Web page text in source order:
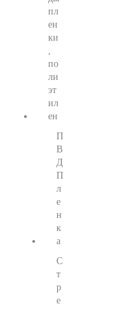
пл
ен
ки
по
ли
эт
ил
ен
П
В
Д
П
л
е
н
к
а
С
т
р
е